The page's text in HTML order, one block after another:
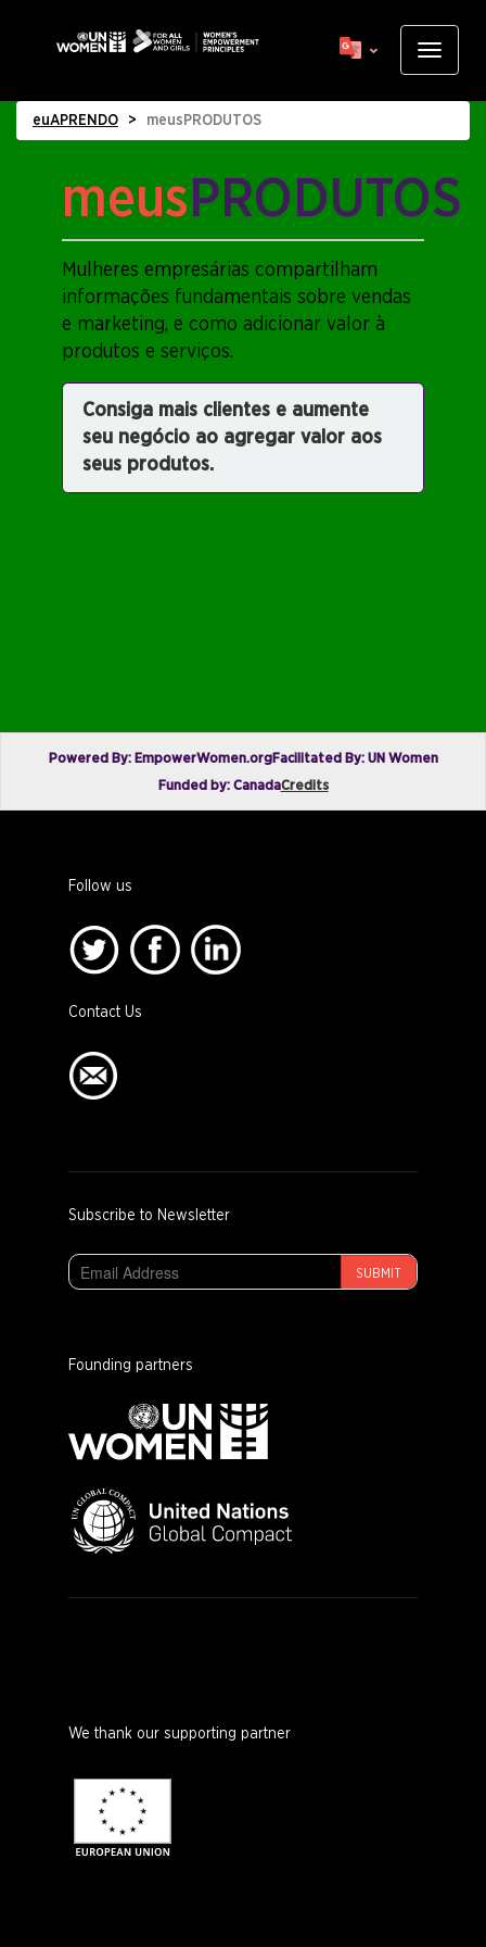
Toggle
euAPRENDO meusPRODUTOS
Display
title
meus PRODUTOS
Mulheres empresárias compartilham
informações fundamentais sobre vendas
e marketing, e como adicionar valor à
produtos e serviços.
Consiga mais clientes e aumente
seu negócio ao agregar valor aos
seus produtos.
Powered By: EmpowerWomen.orgFacilitated By: UN Women
Funded by: CanadaCredits
Follow us
Contact Us
Subscribe to Newsletter
SUBMIT
Founding partners
We thank our supporting partner